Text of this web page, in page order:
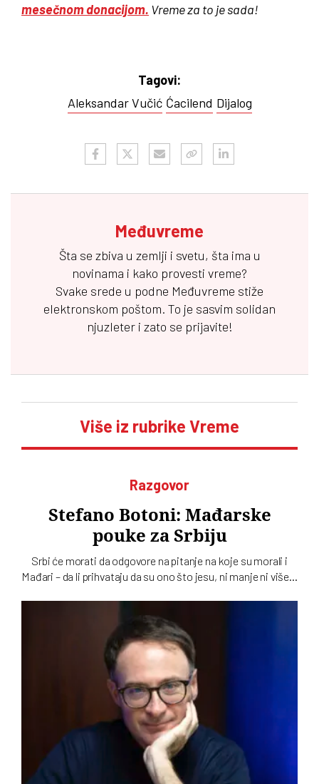
mesečnom donacijom. Vreme za to je sada!
Tagovi:
Aleksandar Vučić Ćacilend Dijalog
Međuvreme
Šta se zbiva u zemlji i svetu, šta ima u
novinama i kako provesti vreme?
Svake srede u podne Međuvreme stiže
elektronskom poštom. To je sasvim solidan
njuzleter i zato se prijavite!
Više iz rubrike Vreme
Razgovor
Stefano Botoni: Mađarske
pouke za Srbiju
Srbi će morati da odgovore na pitanje na koje su morali i
Mađari – da li prihvataju da su ono što jesu, ni manje ni više…
Mađarskoj